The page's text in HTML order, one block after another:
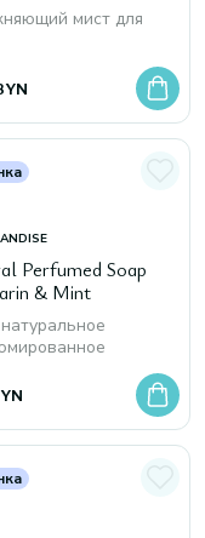
мист для
Perfumed Soap
& Mint